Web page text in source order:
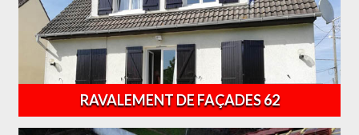
RAVALEMENT DE FAÇADES 62